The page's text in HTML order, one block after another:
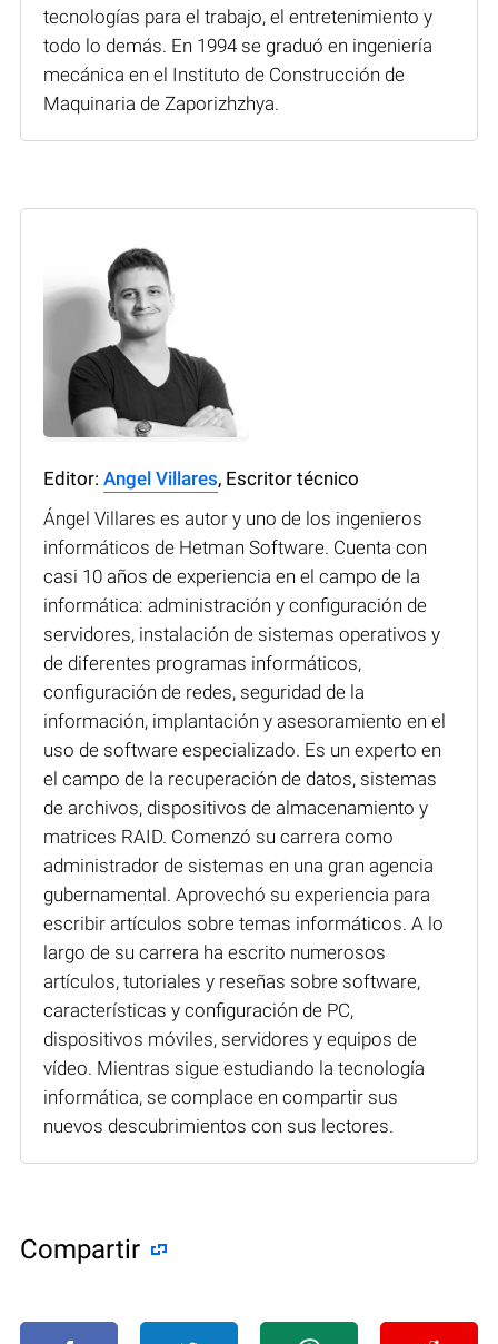
tecnologías para el trabajo, el entretenimiento y
todo lo demás. En 1994 se graduó en ingeniería
mecánica en el Instituto de Construcción de
Maquinaria de Zaporizhzhya.
Editor: Angel Villares, Escritor técnico
Ángel Villares es autor y uno de los ingenieros
informáticos de Hetman Software. Cuenta con
casi 10 años de experiencia en el campo de la
informática: administración y configuración de
servidores, instalación de sistemas operativos y
de diferentes programas informáticos,
configuración de redes, seguridad de la
información, implantación y asesoramiento en el
uso de software especializado. Es un experto en
el campo de la recuperación de datos, sistemas
de archivos, dispositivos de almacenamiento y
matrices RAID. Comenzó su carrera como
administrador de sistemas en una gran agencia
gubernamental. Aprovechó su experiencia para
escribir artículos sobre temas informáticos. A lo
largo de su carrera ha escrito numerosos
artículos, tutoriales y reseñas sobre software,
características y configuración de PC,
dispositivos móviles, servidores y equipos de
vídeo. Mientras sigue estudiando la tecnología
informática, se complace en compartir sus
nuevos descubrimientos con sus lectores.
Compartir